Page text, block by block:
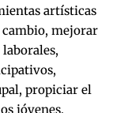
artísticas
mejorar
propiciar el
jóvenes,